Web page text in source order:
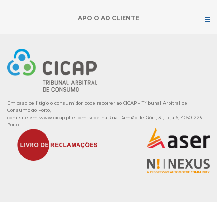
APOIO AO CLIENTE
Em caso de litígio o consumidor pode recorrer ao CICAP – Tribunal Arbitral de
Consumo do Porto,
com site em www.cicap.pt e com sede na Rua Damião de Góis, 31, Loja 6, 4050-225
Porto.